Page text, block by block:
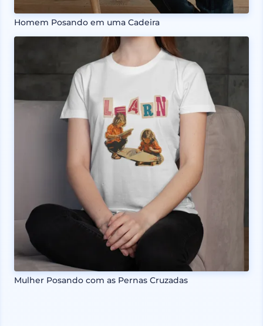
Homem Posando em uma Cadeira
Mulher Posando com as Pernas Cruzadas